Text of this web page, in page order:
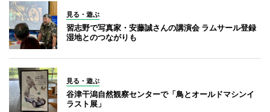
見る・遊ぶ
習志野で写真家・安藤誠さんの講演会 ラムサール登録
湿地とのつながりも
見る・遊ぶ
谷津干潟自然観察センターで「鳥とオールドマシンイ
ラスト展」